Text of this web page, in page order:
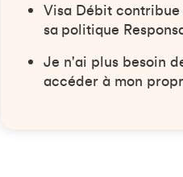
Visa Débit
sa politique
Je n'ai plus besoin
accéder à mon